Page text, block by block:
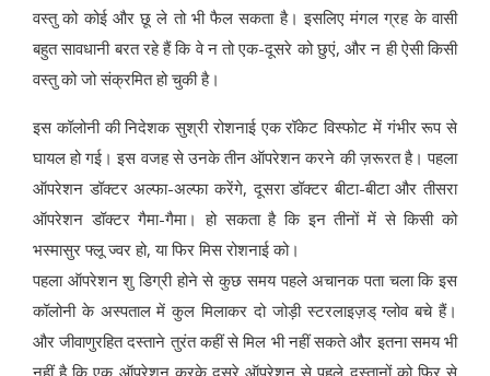
वस्तु को कोई और छू ले तो भी फैल सकता है। इसलिए मंगल ग्रह के वासी
बहुत सावधानी बरत रहे हैं कि वे न तो एक-दूसरे को छुएं, और न ही ऐसी किसी
वस्तु को जो संक्रमित हो चुकी है।
इस कॉलोनी की निदेशक सुश्री रोशनाई एक रॉकेट विस्फोट में गंभीर रूप से
घायल हो गई। इस वजह से उनके तीन ऑपरेशन करने की ज़रूरत है। पहला
ऑपरेशन डॉक्टर अल्फा-अल्फा करेंगे, दूसरा डॉक्टर बीटा-बीटा और तीसरा
ऑपरेशन डॉक्टर गैमा-गैमा। हो सकता है कि इन तीनों में से किसी को
भस्मासुर फ्लू ज्वर हो, या फिर मिस रोशनाई को।
पहला ऑपरेशन शु डिग्री होने से कुछ समय पहले अचानक पता चला कि इस
कॉलोनी के अस्पताल में कुल मिलाकर दो जोड़ी स्टरलाइज़ड् ग्लोव बचे हैं।
और जीवाणुरहित दस्ताने तुरंत कहीं से मिल भी नहीं सकते और इतना समय भी